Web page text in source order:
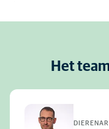
Het